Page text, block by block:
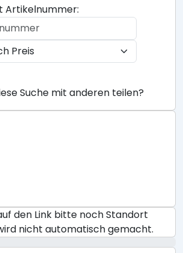
Artikelnummer:
Suche mit anderen teilen?
den Link bitte noch Standort
nicht automatisch gemacht.